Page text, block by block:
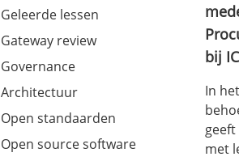
Geleerde lessen
Gateway review
Governance
Architectuur
Open standaarden
Open source software
bij
In
met